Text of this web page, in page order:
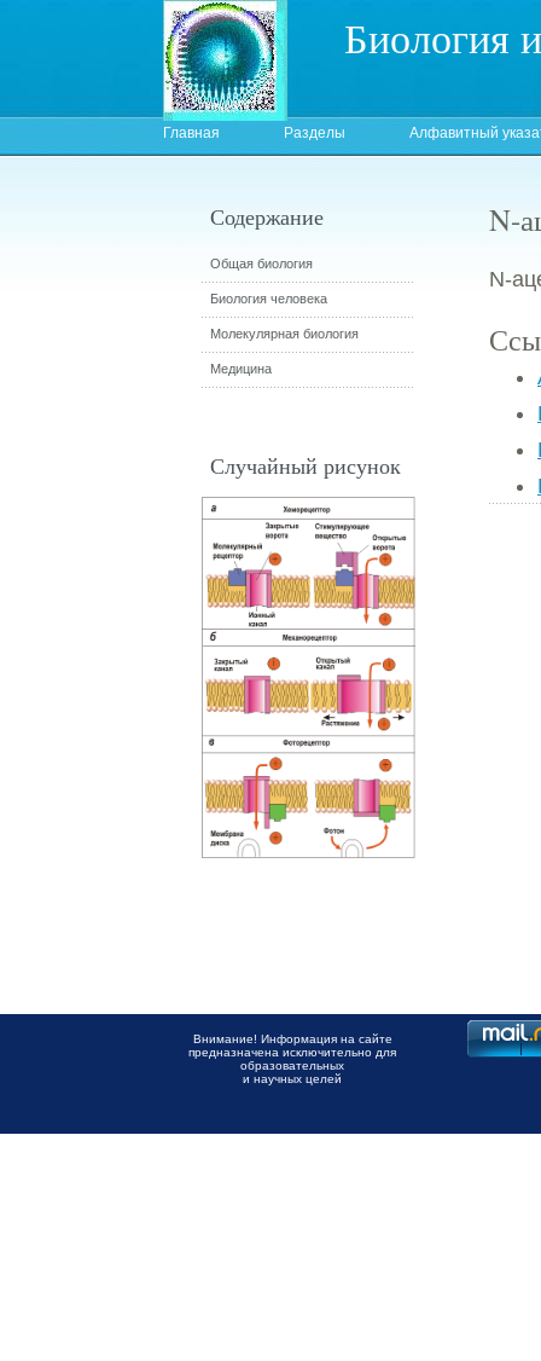
Биология
Главная Разделы Алфавитный
N-
N-
Содержание
Общая биология
Биология человека
Молекулярная биология
Медицина
Случайный рисунок
Внимание! Информация на сайте
предназначена исключительно для
образовательных
и научных целей